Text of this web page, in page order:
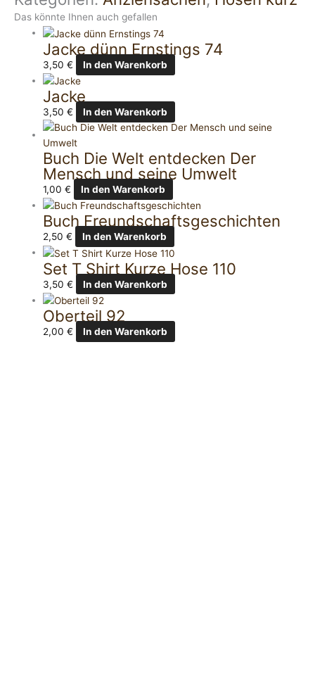
Das könnte Ihnen auch gefallen
Jacke dünn Ernstings 74
3,50€ In den Warenkorb
Jacke
3,50€ In den Warenkorb
Buch Die Welt entdecken Der
Mensch und seine Umwelt
1,00€ In den Warenkorb
Buch Freundschaftsgeschichten
2,50€ In den Warenkorb
Set T Shirt Kurze Hose 110
3,50€ In den Warenkorb
Oberteil 92
2,00€ In den Warenkorb